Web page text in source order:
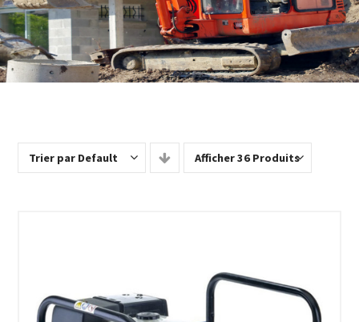
Trier par Default Afficher 36 Produits